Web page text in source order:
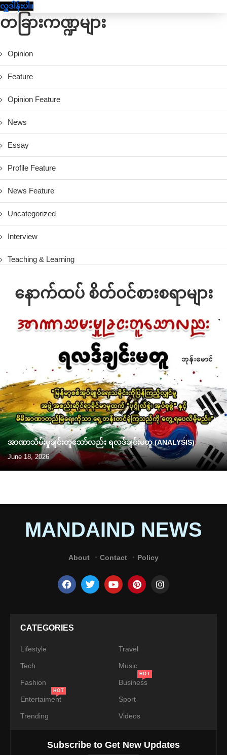
လှူဒါန်းပါ။
တခြားကဏ္ဍများ
Opinion
Feature
Opinion Feature
News
Essay
Profile Feature
News Feature
Uncategorized
Interview
Teaching & Learning
နောက်ထပ် စိတ်ဝင်စားစရာများ
အာဏာသိမ်းမှုချင်းတူသော်လည်း ရလဒ်ချင်းမတူ (ANALYSIS)
June 18, 2026
About Contact Policy
MANDAIND NEWS
CATEGORIES
Lifestyle Travel
Tech Music
Fashion Business
HOT
Entertaiment
HOT
Sport
Trending Videos
Subscribe to Get New Updates